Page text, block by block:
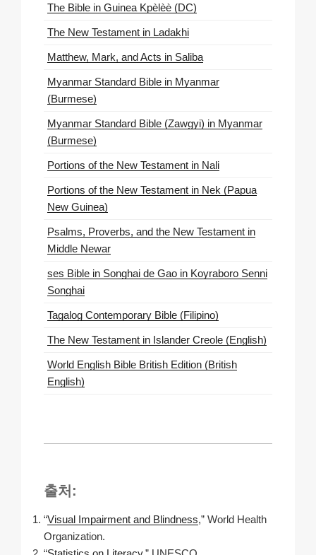
The Bible in Guinea Kpèlèè (DC)
The New Testament in Ladakhi
Matthew, Mark, and Acts in Saliba
Myanmar Standard Bible in Myanmar
(Burmese)
Myanmar Standard Bible (Zawgyi) in Myanmar
(Burmese)
Portions of the New Testament in Nali
Portions of the New Testament in Nek (Papua
New Guinea)
Psalms, Proverbs, and the New Testament in
Middle Newar
ses Bible in Songhai de Gao in Koyraboro Senni
Songhai
Tagalog Contemporary Bible (Filipino)
The New Testament in Islander Creole (English)
World English Bible British Edition (British
English)
출처:
“Visual Impairment and Blindness,” World Health
Organization.